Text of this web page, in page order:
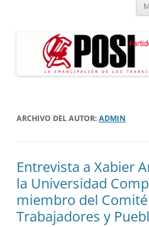
ARCHIVO DEL AUTOR: ADMIN
Entrevista a Xabier
la Universidad
miembro del
Trabajadores y